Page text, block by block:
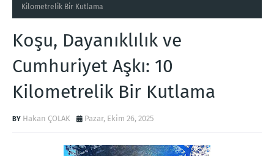
Kilometrelik Bir Kutlama
Koşu, Dayanıklılık ve
Cumhuriyet Aşkı: 10
Kilometrelik Bir Kutlama
Hakan ÇOLAK Pazar, Ekim 26, 2025